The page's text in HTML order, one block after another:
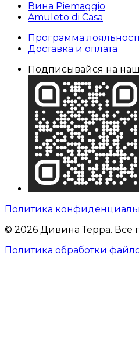
Вина Piemaggio
Amuleto di Casa
Программа
Доставка и оплата
Подписывайся на
Политика
© 2026 Дивина Терра. Все
Политика обработки